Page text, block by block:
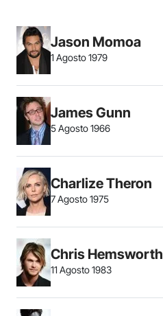
Jason Momoa
1 Agosto 1979
James Gunn
5 Agosto 1966
Charlize Theron
7 Agosto 1975
Chris Hemsworth
11 Agosto 1983